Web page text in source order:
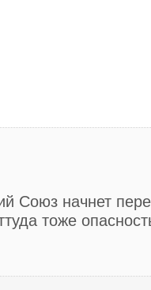
Союз начнет
тоже